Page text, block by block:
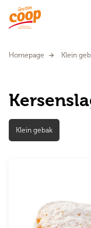
Homepage Klein
Klein gebak